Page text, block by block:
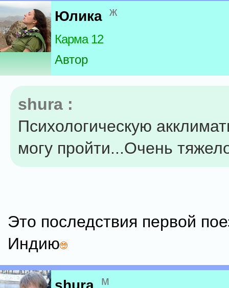
Юлика ж
Карма 12
Автор
shura :
Психологическую
могу пройти...Очень
Это последствия первой
Индию
м